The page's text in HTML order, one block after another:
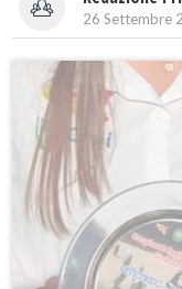
26 Settembre